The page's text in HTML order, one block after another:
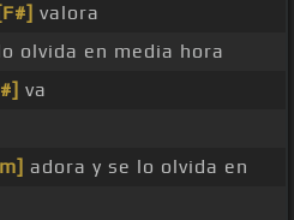
[F#] valora
olvida en media hora
va
adora y se lo olvida en